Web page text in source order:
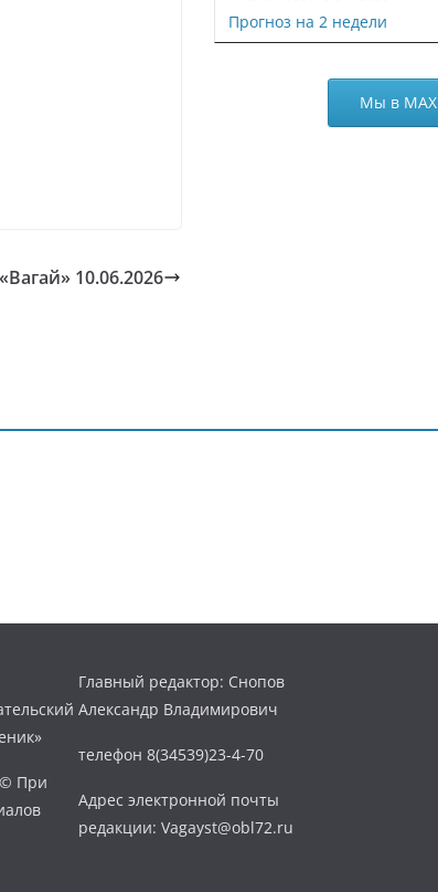
10.06.2026
Прогноз на 2 недели
Мы в МАХ
При
Главный редактор: Снопов
Александр Владимирович
телефон 8(34539)23-4-70
Адрес электронной почты
редакции: Vagayst@obl72.ru